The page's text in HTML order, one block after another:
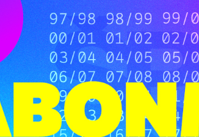
dom Mengeš se nahaja v središču
Kulturno društvo Špas teater (administrativni
Slovenska cesta 22 B
Mengeš
Telefon: Pisarna:
386 40 33 33 39
Telefaks: Pisarna:
++ 386 1 729 1235